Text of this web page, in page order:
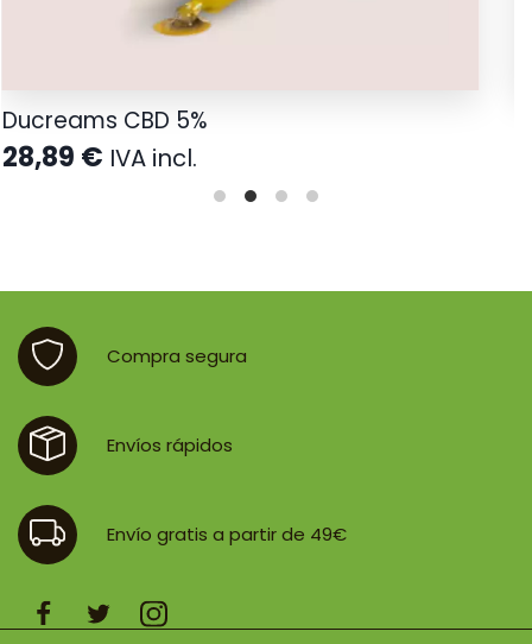
Ducreams CBD 5%
28,89 € IVA incl.
Compra segura
Envíos rápidos
Envío gratis a partir de 49€